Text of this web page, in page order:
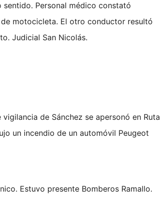
Personal médico constató
motocicleta. El otro conductor resultó
Judicial San Nicolás.
de Sánchez se apersonó en Ruta
un incendio de un automóvil Peugeot
Estuvo presente Bomberos Ramallo.